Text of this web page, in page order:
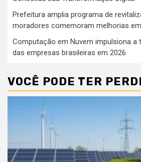
Prefeitura amplia programa de
moradores comemoram melhorias
Computação em Nuvem impulsiona a
das empresas brasileiras em 2026
VOCÊ PODE TER